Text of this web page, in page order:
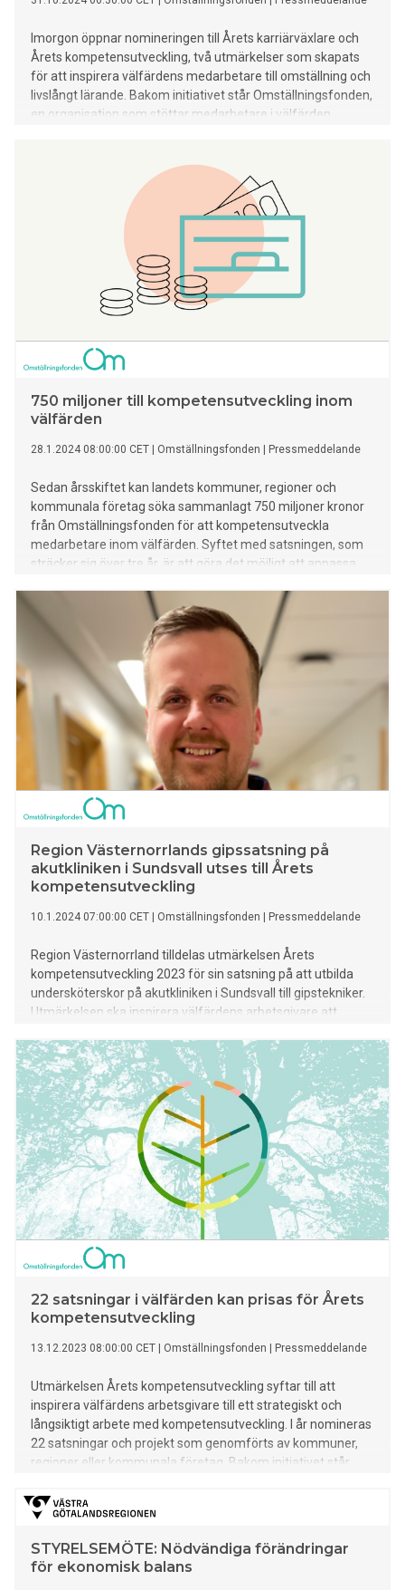
Imorgon öppnar nomineringen till Årets karriärväxlare och
Årets kompetensutveckling, två utmärkelser som skapats
för att inspirera välfärdens medarbetare till omställning och
livslångt lärande. Bakom initiativet står Omställningsfonden,
en organisation som stöttar medarbetare i välfärden.
750 miljoner till kompetensutveckling inom
välfärden
28.1.2024 08:00:00 CET Omställningsfonden Pressmeddelande
Sedan årsskiftet kan landets kommuner, regioner och
kommunala företag söka sammanlagt 750 miljoner kronor
från Omställningsfonden för att kompetensutveckla
medarbetare inom välfärden. Syftet med satsningen, som
sträcker sig över tre år, är att göra det möjligt att anpassa
minska risken för uppsägningar.
Region Västernorrlands gipssatsning på
akutkliniken i Sundsvall utses till Årets
kompetensutveckling
10.1.2024 07:00:00 CET Omställningsfonden Pressmeddelande
Region Västernorrland tilldelas utmärkelsen Årets
kompetensutveckling 2023 för sin satsning på att utbilda
undersköterskor på akutkliniken i Sundsvall till gipstekniker.
Utmärkelsen ska inspirera välfärdens arbetsgivare att
framgångsrika initiativ. Bakom satsningen står
kollektivavtalsstiftelsen Omställningsfonden.
22 satsningar i välfärden kan prisas för Årets
kompetensutveckling
13.12.2023 08:00:00 CET Omställningsfonden Pressmeddelande
Utmärkelsen Årets kompetensutveckling syftar till att
inspirera välfärdens arbetsgivare till ett strategiskt och
långsiktigt arbete med kompetensutveckling. I år nomineras
22 satsningar och projekt som genomförts av kommuner,
regioner eller kommunala företag. Bakom initiativet står
medarbetare i välfärden.
STYRELSEMÖTE: Nödvändiga förändringar
för ekonomisk balans